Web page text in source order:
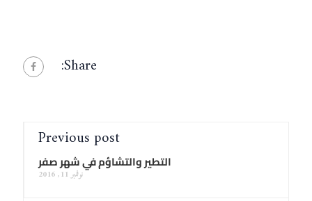
Share:
Previous post
التطير والتشاؤم في شهر صفر
نوفمبر 11, 2016